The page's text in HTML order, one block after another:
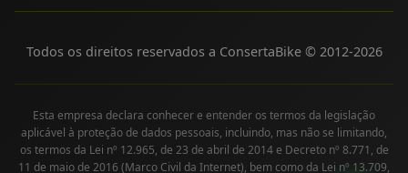
Todos os direitos reservados a ConsertaBike © 2012-2026
Esta empresa declara conhecer e entender os termos da legislação
aplicável à proteção de dados pessoais, incluindo, mas não se limitando,
os termos da Lei nº 12.965, de 23 de abril de 2014 e Decreto nº 8.771, de
11 de maio de 2016 (Marco Civil da Internet), bem como da Lei nº 13.709,